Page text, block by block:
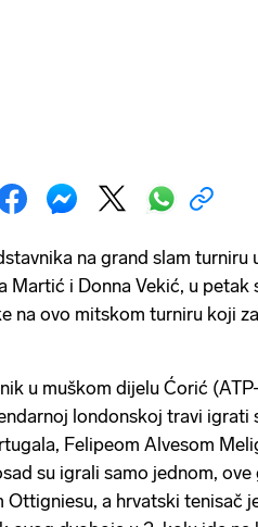
na grand slam turniru
Martić i Donna Vekić, u petak
na ovo mitskom turniru koji
u muškom dijelu Ćorić
londonskoj travi igrati
Felipeom Alvesom
su igrali samo jednom, ove
a hrvatski tenisač